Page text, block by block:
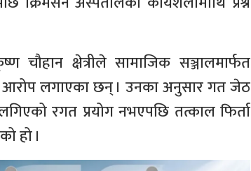
चौहान क्षेत्रीले सामाजिक सञ्जालमार्फत
आरोप लगाएका छन् । उनका अनुसार गत जेठ
रगत प्रयोग नभएपछि तत्काल फिर्ता
हो ।